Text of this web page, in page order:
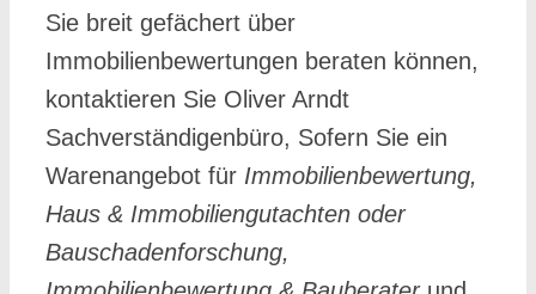
Sie breit gefächert über
Immobilienbewertungen beraten können,
kontaktieren Sie Oliver Arndt
Sachverständigenbüro, Sofern Sie ein
Warenangebot für Immobilienbewertung,
Haus & Immobiliengutachten oder
Bauschadenforschung,